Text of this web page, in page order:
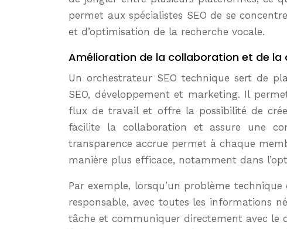
permet aux spécialistes SEO de se
et d’optimisation de la recherche vocale.
Amélioration de la collaboration et de
Un orchestrateur SEO technique sert de
SEO, développement et marketing. Il
flux de travail et offre la possibilité de
facilite la collaboration et assure une
transparence accrue permet à chaque
manière plus efficace, notamment dans
Par exemple, lorsqu’un problème
responsable, avec toutes les informations
tâche et communiquer directement avec le